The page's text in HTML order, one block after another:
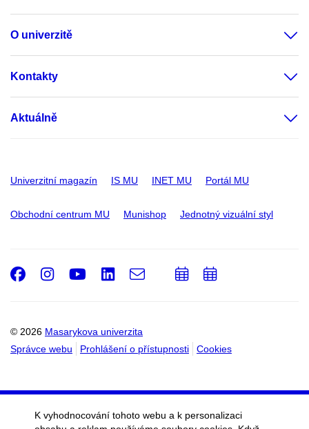
O univerzitě
Kontakty
Aktuálně
Univerzitní magazín IS MU INET MU Portál MU
Obchodní centrum MU Munishop Jednotný vizuální styl
© 2026 Masarykova univerzita
Správce webu
Prohlášení o přístupnosti Cookies
Facebook
Instagram
Youtube
LinkedIn
e-
PřidatPřidat
K vyhodnocování tohoto webu a k personalizaci